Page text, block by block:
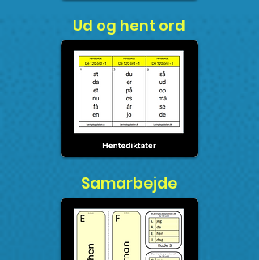
Ud og hent ord
Samarbejde